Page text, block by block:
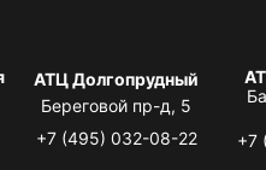
АТЦ Долгопрудный
Береговой пр-д, 5
+7 (495) 032-08-22
+7